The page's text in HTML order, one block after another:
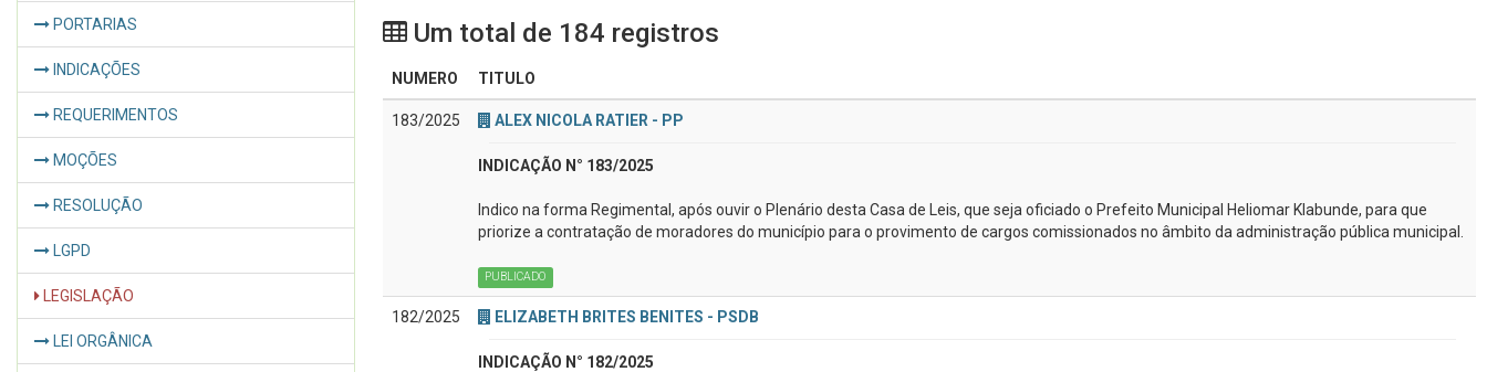
PORTARIAS
INDICAÇÕES
REQUERIMENTOS
MOÇÕES
RESOLUÇÃO
LGPD
LEGISLAÇÃO
LEI ORGÂNICA
Um total de 184 registros
NUMERO TITULO
183/2025 ALEX NICOLA RATIER - PP
INDICAÇÃO N° 183/2025
Indico na forma Regimental, após ouvir o Plenário desta Casa de Leis, que seja oficiado o Prefeito Municipal Heliomar Klabunde, para que
priorize a contratação de moradores do município para o provimento de cargos comissionados no âmbito da administração pública municipal.
PUBLICADO
182/2025 ELIZABETH BRITES BENITES - PSDB
INDICAÇÃO N° 182/2025